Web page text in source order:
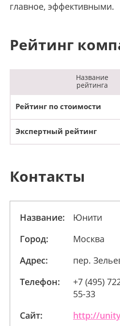
главное, эффективными.
Рейтинг
Название
рейтинга
Рейтинг по стоимости
Экспертный рейтинг
Контакты
Название:
Юнити
Город:
Москва
Адрес:
пер.
Телефон:
+7 (495)
55-33
Сайт:
http://